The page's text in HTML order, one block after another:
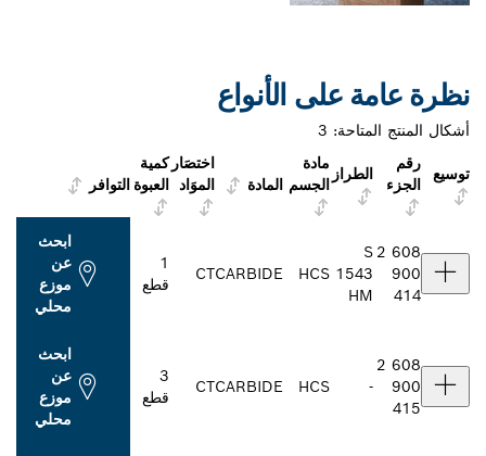
نظرة عامة على الأنواع
أشكال المنتج المتاحة: 3
توسيع
رقم
الجزء
الطراز
مادة
الجسم المادة
اختصَار
الموَاد
كمية
العبوة التوافر
2 608
900
414
S
1543
HM
HCS
CARBIDE
CT
1
قطع
ابحث
عن
موزع
محلي
2 608
900
415
-
HCS
CARBIDE
CT
3
قطع
ابحث
عن
موزع
محلي